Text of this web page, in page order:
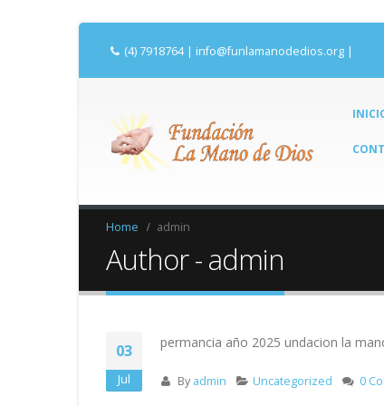
(4) 7918764| info@funlamanodedios.org |
Home admin
Author - admin
03
Jul
permancia año 2025 undacion la
By admin Uncategorized 0